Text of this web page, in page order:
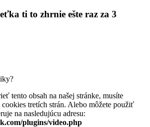
ti to zhrnie ešte raz za 3
tento obsah na našej stránke, musíte
tretích strán. Alebo môžete použiť
na nasledujúcu adresu:
plugins/video.php